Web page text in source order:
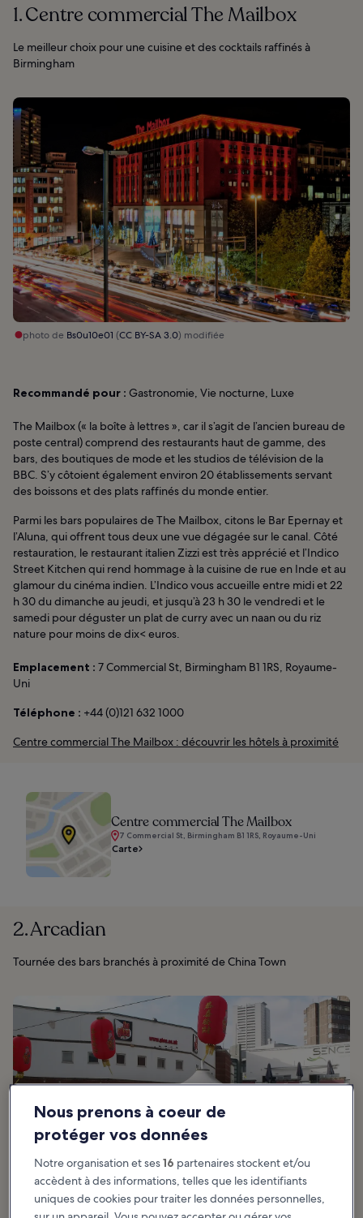
1. Centre commercial The Mailbox
Le meilleur choix pour une cuisine et des cocktails raffinés à
Birmingham
photo de Bs0u10e01 (CC BY-SA 3.0) modifiée
Recommandé pour : Gastronomie, Vie nocturne, Luxe
The Mailbox (« la boîte à lettres », car il s’agit de l’ancien bureau de
poste central) comprend des restaurants haut de gamme, des
bars, des boutiques de mode et les studios de télévision de la
BBC. S’y côtoient également environ 20 établissements servant
des boissons et des plats raffinés du monde entier.
Parmi les bars populaires de The Mailbox, citons le Bar Epernay et
l’Aluna, qui offrent tous deux une vue dégagée sur le canal. Côté
restauration, le restaurant italien Zizzi est très apprécié et l’Indico
Street Kitchen qui rend hommage à la cuisine de rue en Inde et au
glamour du cinéma indien. L’Indico vous accueille entre midi et 22
h 30 du dimanche au jeudi, et jusqu’à 23 h 30 le vendredi et le
samedi pour déguster un plat de curry avec un naan ou du riz
nature pour moins de dix< euros.
Emplacement : 7 Commercial St, Birmingham B1 1RS, Royaume-
Uni
Téléphone : +44 (0)121 632 1000
Centre commercial The Mailbox : découvrir les hôtels à proximité
Centre commercial The Mailbox
7 Commercial St, Birmingham B1 1RS, Royaume-Uni
Carte
2. Arcadian
Tournée des bars branchés à proximité de China Town
Nous prenons à coeur de
protéger vos données
Notre organisation et ses16 partenaires stockent et/ou
accèdent à des informations, telles que les identifiants
uniques de cookies pour traiter les données personnelles,